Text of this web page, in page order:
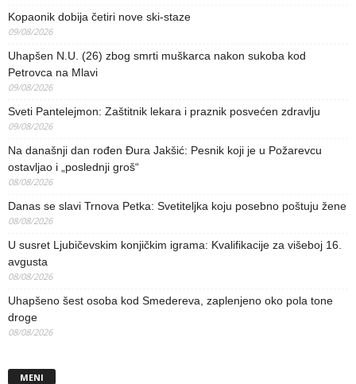
Kopaonik dobija četiri nove ski-staze
09/08/2026
Uhapšen N.U. (26) zbog smrti muškarca nakon sukoba kod
Petrovca na Mlavi
09/08/2026
Sveti Pantelejmon: Zaštitnik lekara i praznik posvećen zdravlju
09/08/2026
Na današnji dan rođen Đura Jakšić: Pesnik koji je u Požarevcu
ostavljao i „poslednji groš“
08/08/2026
Danas se slavi Trnova Petka: Svetiteljka koju posebno poštuju žene
08/08/2026
U susret Ljubičevskim konjičkim igrama: Kvalifikacije za višeboj 16.
avgusta
08/08/2026
Uhapšeno šest osoba kod Smedereva, zaplenjeno oko pola tone
droge
08/08/2026
MENI